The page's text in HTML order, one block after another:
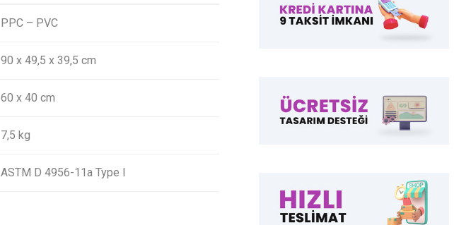
PPC – PVC
90 x 49,5 x 39,5 cm
60 x 40 cm
7,5 kg
ASTM D 4956-11a Type I